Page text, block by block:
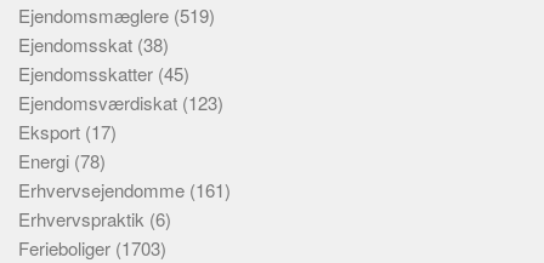
Ejendomsmæglere (519)
Ejendomsskat (38)
Ejendomsskatter (45)
Ejendomsværdiskat (123)
Eksport (17)
Energi (78)
Erhvervsejendomme (161)
Erhvervspraktik (6)
Ferieboliger (1703)